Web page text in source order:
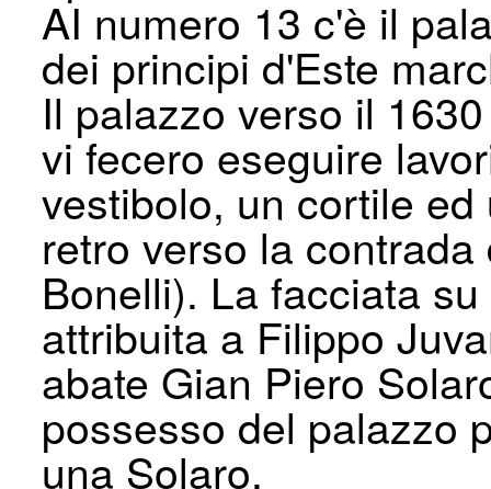
AI numero 13 c'è il
dei principi d'Este
Il palazzo verso il
vi fecero eseguire
vestibolo, un cortile
retro verso la
Bonelli). La facciata
attribuita a Filippo
abate Gian Piero
possesso del palazzo
una Solaro.